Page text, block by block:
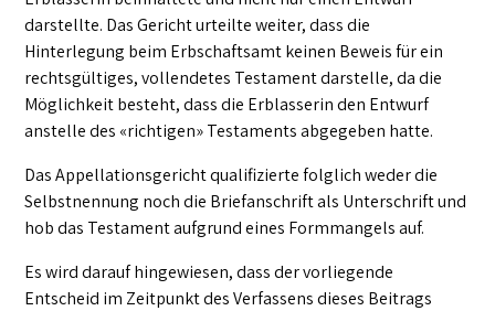
darstellte. Das Gericht urteilte weiter, dass die
Hinterlegung beim Erbschaftsamt keinen Beweis für ein
rechtsgültiges, vollendetes Testament darstelle, da die
Möglichkeit besteht, dass die Erblasserin den Entwurf
anstelle des «richtigen» Testaments abgegeben hatte.
Das Appellationsgericht qualifizierte folglich weder die
Selbstnennung noch die Briefanschrift als Unterschrift und
hob das Testament aufgrund eines Formmangels auf.
Es wird darauf hingewiesen, dass der vorliegende
Entscheid im Zeitpunkt des Verfassens dieses Beitrags